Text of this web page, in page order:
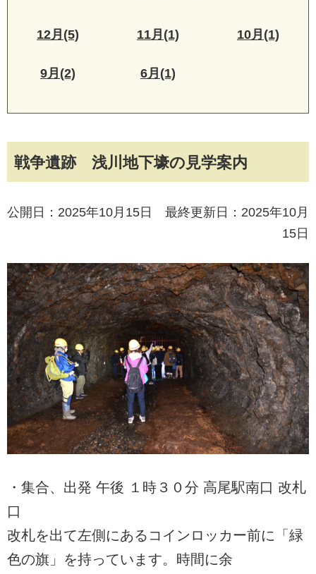
戦争遺跡 浅川地下壕の見学案内
公開日：2025年10月15日 最終更新日：2025年10月
15日
・集合、出発 午後 １時３０分 高尾駅南口 改札
口
改札を出て左側にあるコインロッカー前に「緑
色の旗」を持っています。時間に余
12月(5) 11月(1) 10月(1)
9月(2) 6月(1)